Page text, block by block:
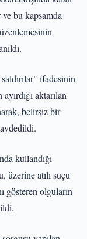
ve bu kapsamda
ifadesinin
aktarılan
belirsiz bir
kullandığı
üzerine atılı suçu
gösteren olguların